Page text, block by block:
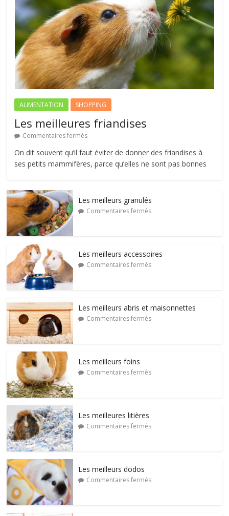
ALIMENTATION SHOPPING
Les meilleures friandises
Commentaires fermés
On dit souvent qu’il faut éviter de donner des friandises à
ses petits mammifères, parce qu’elles ne sont pas bonnes
Les meilleurs granulés
Commentaires fermés
Les meilleurs accessoires
Commentaires fermés
Les meilleurs abris et maisonnettes
Commentaires fermés
Les meilleurs foins
Commentaires fermés
Les meilleures litières
Commentaires fermés
Les meilleurs dodos
Commentaires fermés